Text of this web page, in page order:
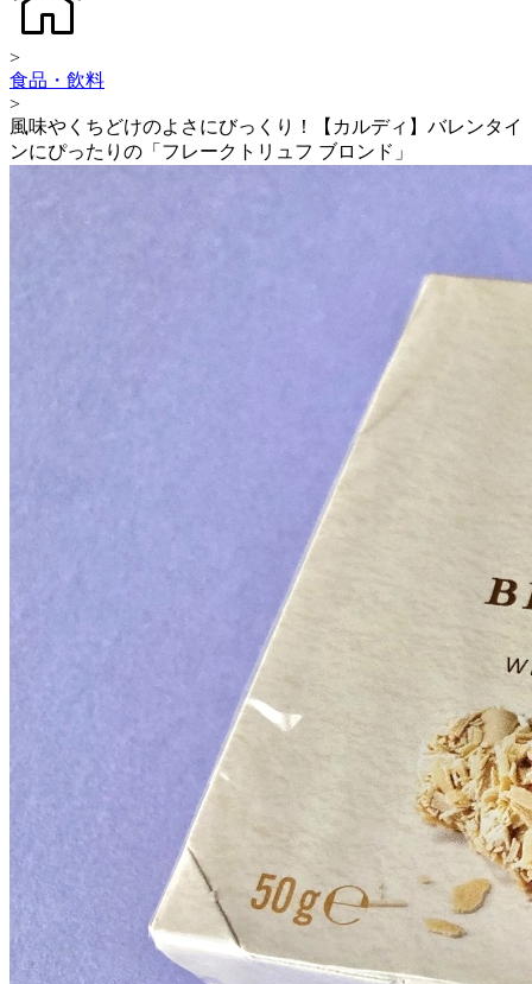
>
食品・飲料
>
風味やくちどけのよさにびっくり！【カルディ】バレンタイ
ンにぴったりの「フレークトリュフ ブロンド」